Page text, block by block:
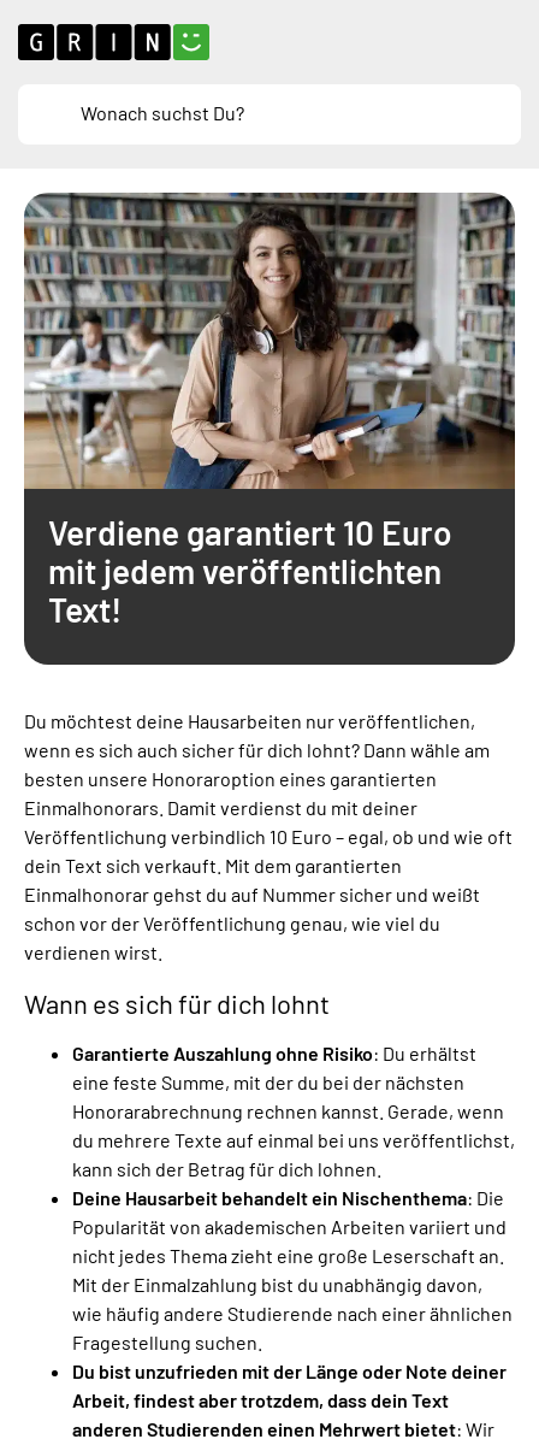
Verdiene garantiert 10 Euro
mit jedem veröffentlichten
Text!
Du möchtest deine Hausarbeiten nur veröffentlichen,
wenn es sich auch sicher für dich lohnt? Dann wähle am
besten unsere Honoraroption eines garantierten
Einmalhonorars. Damit verdienst du mit deiner
Veröffentlichung verbindlich 10 Euro – egal, ob und wie oft
dein Text sich verkauft. Mit dem garantierten
Einmalhonorar gehst du auf Nummer sicher und weißt
schon vor der Veröffentlichung genau, wie viel du
verdienen wirst.
Wann es sich für dich lohnt
Garantierte Auszahlung ohne Risiko: Du erhältst
eine feste Summe, mit der du bei der nächsten
Honorarabrechnung rechnen kannst. Gerade, wenn
du mehrere Texte auf einmal bei uns veröffentlichst,
kann sich der Betrag für dich lohnen.
Deine Hausarbeit behandelt ein Nischenthema: Die
Popularität von akademischen Arbeiten variiert und
nicht jedes Thema zieht eine große Leserschaft an.
Mit der Einmalzahlung bist du unabhängig davon,
wie häufig andere Studierende nach einer ähnlichen
Fragestellung suchen.
Du bist unzufrieden mit der Länge oder Note deiner
Arbeit, findest aber trotzdem, dass dein Text
anderen Studierenden einen Mehrwert bietet: Wir